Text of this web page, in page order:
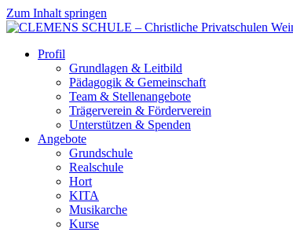
Zum Inhalt springen
Profil
Grundlagen & Leitbild
Pädagogik & Gemeinschaft
Team & Stellenangebote
Trägerverein & Förderverein
Unterstützen & Spenden
Angebote
Grundschule
Realschule
Hort
KITA
Musikarche
Kurse